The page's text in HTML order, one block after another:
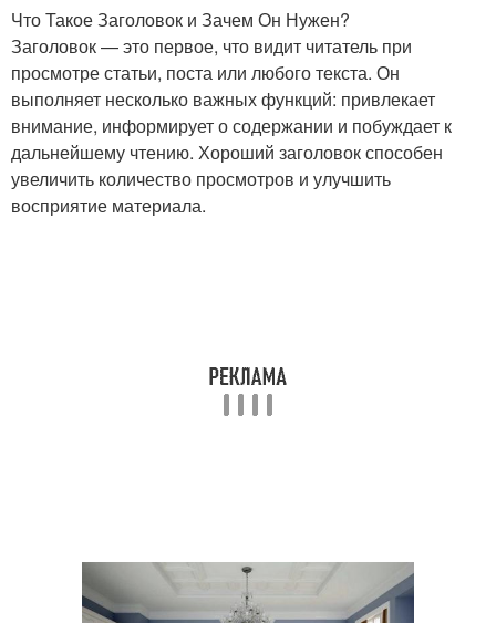
Что Такое Заголовок и Зачем Он Нужен?
Заголовок — это первое, что видит читатель при
просмотре статьи, поста или любого текста. Он
выполняет несколько важных функций: привлекает
внимание, информирует о содержании и побуждает к
дальнейшему чтению. Хороший заголовок способен
увеличить количество просмотров и улучшить
восприятие материала.